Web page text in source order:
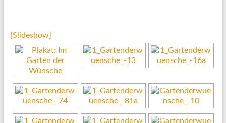
[Slideshow]